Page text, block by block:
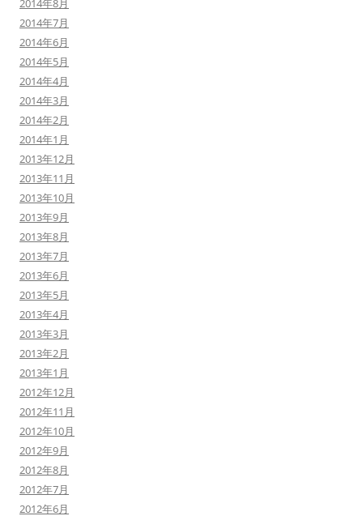
2014年8月
2014年7月
2014年6月
2014年5月
2014年4月
2014年3月
2014年2月
2014年1月
2013年12月
2013年11月
2013年10月
2013年9月
2013年8月
2013年7月
2013年6月
2013年5月
2013年4月
2013年3月
2013年2月
2013年1月
2012年12月
2012年11月
2012年10月
2012年9月
2012年8月
2012年7月
2012年6月